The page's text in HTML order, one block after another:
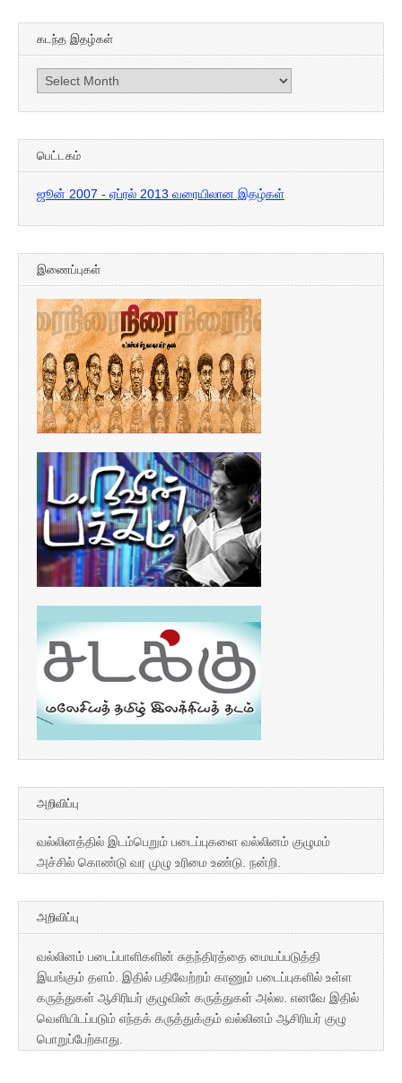
கடந்த இதழ்கள்
கடந்த
இதழ்கள்
பெட்டகம்
ஜூன் 2007 - ஏப்ரல் 2013 வரையிலான இதழ்கள்
இணைப்புகள்
அறிவிப்பு
வல்லினத்தில் இடம்பெறும் படைப்புகளை வல்லினம் குழுமம்
அச்சில் கொண்டு வர முழு உரிமை உண்டு. நன்றி.
அறிவிப்பு
வல்லினம் படைப்பாளிகளின் சுதந்திரத்தை மையப்படுத்தி
இயங்கும் தளம். இதில் பதிவேற்றம் காணும் படைப்புகளில் உள்ள
கருத்துகள் ஆசிரியர் குழுவின் கருத்துகள் அல்ல. எனவே இதில்
வெளியிடப்படும் எந்தக் கருத்துக்கும் வல்லினம் ஆசிரியர் குழு
பொறுப்பேற்காது.